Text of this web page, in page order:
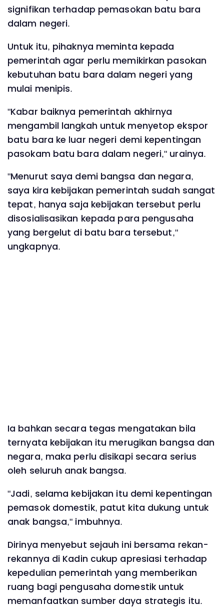
signifikan terhadap pemasokan batu bara
dalam negeri.
Untuk itu, pihaknya meminta kepada
pemerintah agar perlu memikirkan pasokan
kebutuhan batu bara dalam negeri yang
mulai menipis.
"Kabar baiknya pemerintah akhirnya
mengambil langkah untuk menyetop ekspor
batu bara ke luar negeri demi kepentingan
pasokam batu bara dalam negeri," urainya.
"Menurut saya demi bangsa dan negara,
saya kira kebijakan pemerintah sudah sangat
tepat, hanya saja kebijakan tersebut perlu
disosialisasikan kepada para pengusaha
yang bergelut di batu bara tersebut,"
ungkapnya.
Ia bahkan secara tegas mengatakan bila
ternyata kebijakan itu merugikan bangsa dan
negara, maka perlu disikapi secara serius
oleh seluruh anak bangsa.
"Jadi, selama kebijakan itu demi kepentingan
pemasok domestik, patut kita dukung untuk
anak bangsa," imbuhnya.
Dirinya menyebut sejauh ini bersama rekan-
rekannya di Kadin cukup apresiasi terhadap
kepedulian pemerintah yang memberikan
ruang bagi pengusaha domestik untuk
memanfaatkan sumber daya strategis itu.